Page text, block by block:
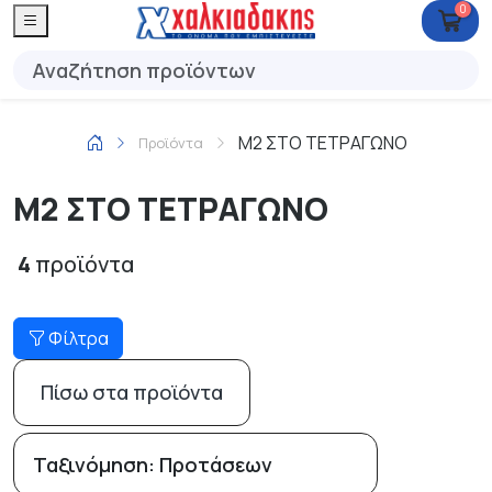
0
Προϊόντα Μ2 ΣΤΟ ΤΕΤΡΑΓΩΝΟ
Μ2 ΣΤΟ ΤΕΤΡΑΓΩΝΟ
4 προϊόντα
Φίλτρα
Πίσω στα προϊόντα